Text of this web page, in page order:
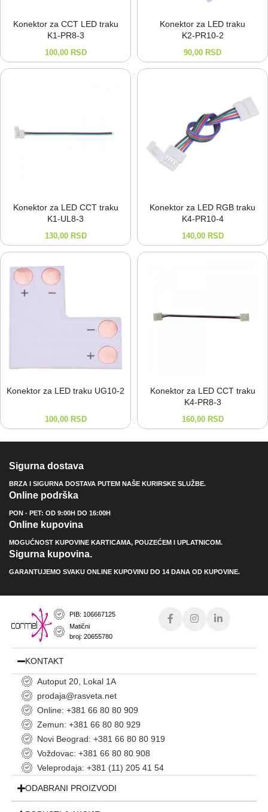
Konektor za CCT LED traku
K1-⁠PR8-⁠3
100,00 RSD
Konektor za LED traku
K2-⁠PR10-⁠2
90,00 RSD
Konektor za LED CCT traku
K1-⁠UL8-⁠3
130,00 RSD
Konektor za LED RGB traku
K4-⁠PR10-⁠4
140,00 RSD
Konektor za LED traku UG10-⁠2
100,00 RSD
Konektor za LED CCT traku
K4-⁠PR8-⁠3
160,00 RSD
Sigurna dostava
BRZA I SIGURNA DOSTAVA PUTEM NAŠE KURIRSKE SLUŽBE.
Online podrška
PON - PET: OD 9:00H DO 16:00H
Online kupovina
MOGUĆNOST KUPOVINE KARTICAMA, POUZEĆEM I UPLATNICOM.
Sigurna kupovina.
GARANTUJEMO SVAKU ONLINE KUPOVINU DO 14 DANA OD KUPOVINE.
PIB: 106667125
Matični
broj: 20655780
KONTAKT
Autoput 20, Lokal 1A
prodaja@rasveta.net
Online: +381 66 80 80 909
Zemun: +381 66 80 80 929
Novi Beograd: +381 66 80 80 919
Voždovac: +381 66 80 80 908
Veleprodaja: +381 (11) 205 41 54
ODABRANI PROIZVODI